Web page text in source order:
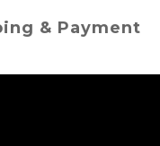
& Payment